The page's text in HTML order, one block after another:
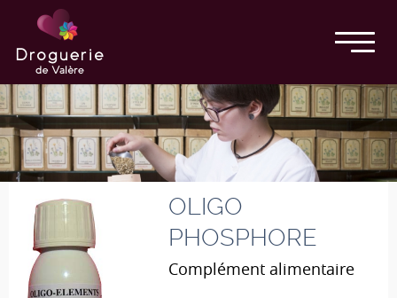
OLIGO
PHOSPHORE
Complément alimentaire